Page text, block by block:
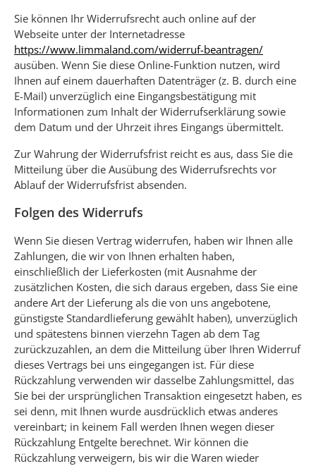
Sie können Ihr Widerrufsrecht auch online auf der
Webseite unter der Internetadresse
https://www.limmaland.com/widerruf-beantragen/
ausüben. Wenn Sie diese Online-Funktion nutzen, wird
Ihnen auf einem dauerhaften Datenträger (z. B. durch eine
E-Mail) unverzüglich eine Eingangsbestätigung mit
Informationen zum Inhalt der Widerrufserklärung sowie
dem Datum und der Uhrzeit ihres Eingangs übermittelt.
Zur Wahrung der Widerrufsfrist reicht es aus, dass Sie die
Mitteilung über die Ausübung des Widerrufsrechts vor
Ablauf der Widerrufsfrist absenden.
Folgen des Widerrufs
Wenn Sie diesen Vertrag widerrufen, haben wir Ihnen alle
Zahlungen, die wir von Ihnen erhalten haben,
einschließlich der Lieferkosten (mit Ausnahme der
zusätzlichen Kosten, die sich daraus ergeben, dass Sie eine
andere Art der Lieferung als die von uns angebotene,
günstigste Standardlieferung gewählt haben), unverzüglich
und spätestens binnen vierzehn Tagen ab dem Tag
zurückzuzahlen, an dem die Mitteilung über Ihren Widerruf
dieses Vertrags bei uns eingegangen ist. Für diese
Rückzahlung verwenden wir dasselbe Zahlungsmittel, das
Sie bei der ursprünglichen Transaktion eingesetzt haben, es
sei denn, mit Ihnen wurde ausdrücklich etwas anderes
vereinbart; in keinem Fall werden Ihnen wegen dieser
Rückzahlung Entgelte berechnet. Wir können die
Rückzahlung verweigern, bis wir die Waren wieder